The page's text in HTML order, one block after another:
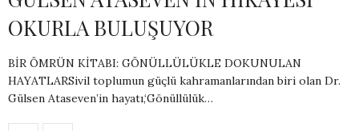
OKURLA BULUŞUYOR
BİR ÖMRÜN KİTABI: GÖNÜLLÜLÜKLE DOKUNULAN
HAYATLARSivil toplumun güçlü kahramanlarından biri olan Dr.
Gülsen Ataseven’in hayatı,‘Gönüllülük…